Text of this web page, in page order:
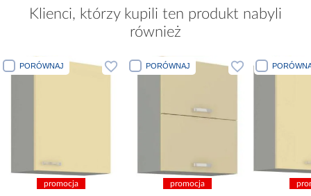
Klienci, którzy kupili ten produkt nabyli
również
PORÓWNAJ
promocja
PORÓWNAJ
promocja